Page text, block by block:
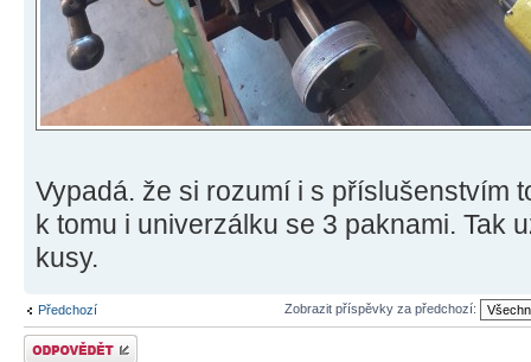
Vypadá. že si rozumí i s příslušenstvím
k tomu i univerzálku se 3 paknami. Tak
kusy.
Předchozí Zobrazit příspěvky za předchozí:
Odeslat odpověď